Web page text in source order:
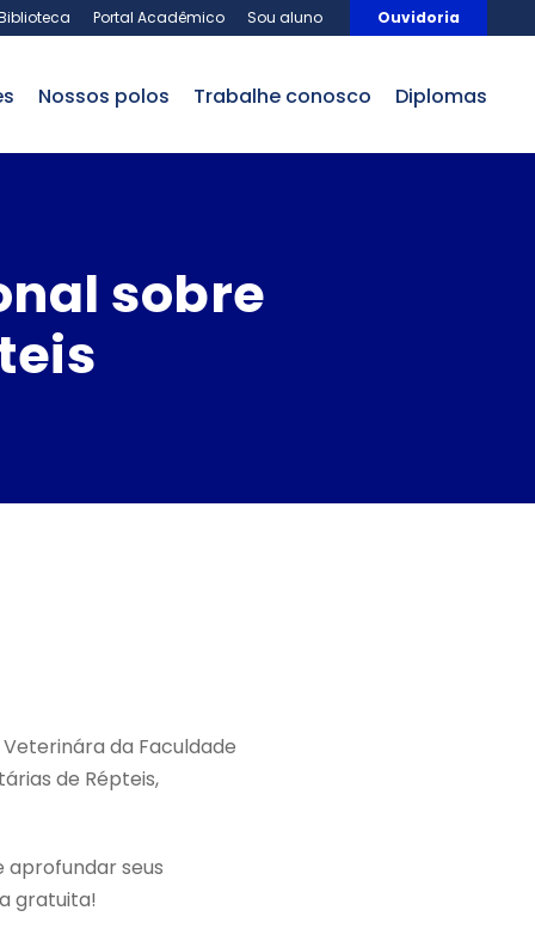
Portal Acadêmico Sou aluno Ouvidoria
nossos polos trabalhe conosco Diplomas
sobre
da Faculdade
de Répteis,
aprofundar seus
gratuita!